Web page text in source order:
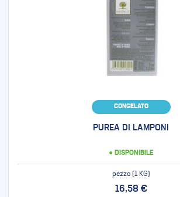
CONGELATO
PUREA DI LAMPONI
● DISPONIBILE
pezzo (1 KG)
16,58 €